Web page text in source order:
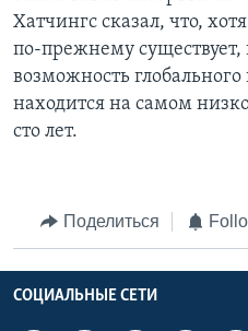
Хатчингс сказал, что,
по-прежнему
возможность
находится на самом
сто лет.
Поделиться
СОЦИАЛЬНЫЕ СЕТИ